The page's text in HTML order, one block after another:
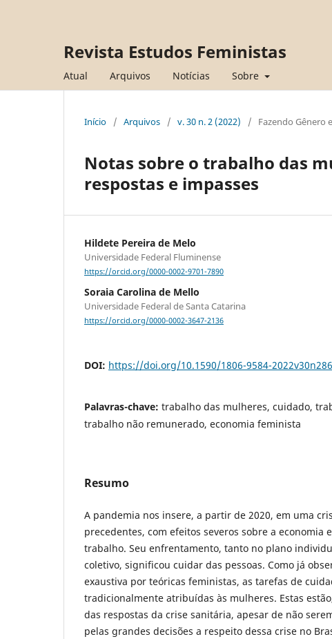
Revista Estudos Feministas
Atual Arquivos Notícias Sobre
Início / Arquivos / v. 30 n. 2 (2022) / Fazendo Gênero
Notas sobre o trabalho das
respostas e impasses
Hildete Pereira de Melo
Universidade Federal Fluminense
https://orcid.org/0000-0002-9701-7890
Soraia Carolina de Mello
Universidade Federal de Santa Catarina
https://orcid.org/0000-0002-3647-2136
DOI: https://doi.org/10.1590/1806-9584-
Palavras-chave: trabalho das mulheres, cuidado,
trabalho não remunerado, economia feminista
Resumo
A pandemia nos insere, a partir de 2020, em uma
precedentes, com efeitos severos sobre a economia
trabalho. Seu enfrentamento, tanto no plano
coletivo, significou cuidar das pessoas. Como já
exaustiva por teóricas feministas, as tarefas de
tradicionalmente atribuídas às mulheres. Estas
das respostas da crise sanitária, apesar de não
pelas grandes decisões a respeito dessa crise no